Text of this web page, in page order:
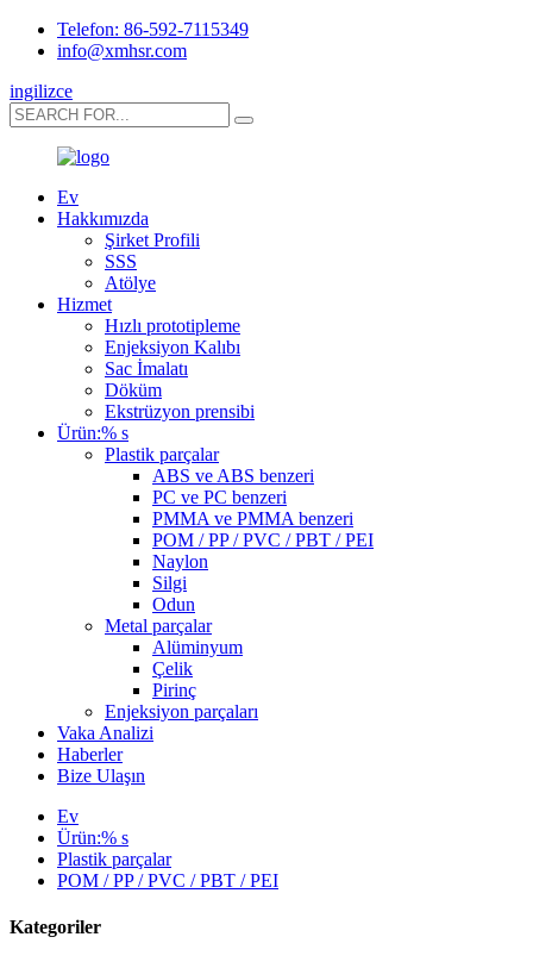
Telefon: 86-592-7115349
info@xmhsr.com
ingilizce
Ev
Hakkımızda
Şirket Profili
SSS
Atölye
Hizmet
Hızlı prototipleme
Enjeksiyon Kalıbı
Sac İmalatı
Döküm
Ekstrüzyon prensibi
Ürün:% s
Plastik parçalar
ABS ve ABS benzeri
PC ve PC benzeri
PMMA ve PMMA benzeri
POM / PP / PVC / PBT / PEI
Naylon
Silgi
Odun
Metal parçalar
Alüminyum
Çelik
Pirinç
Enjeksiyon parçaları
Vaka Analizi
Haberler
Bize Ulaşın
Ev
Ürün:% s
Plastik parçalar
POM / PP / PVC / PBT / PEI
Kategoriler